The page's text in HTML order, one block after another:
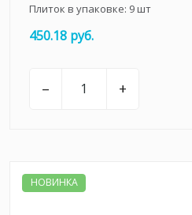
Плиток в упаковке: 9шт
450.18 руб.
– +
НОВИНКА